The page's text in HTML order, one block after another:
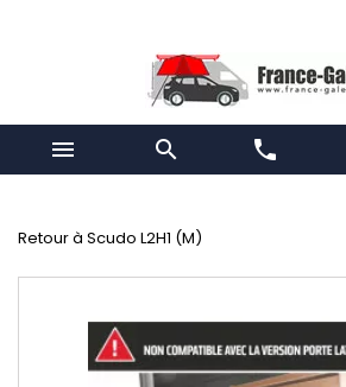
  phone
Retour à Scudo L2H1 (M)